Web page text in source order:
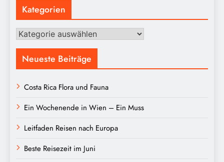
Kategorien
Kategorien
Neueste Beiträge
Costa Rica Flora und Fauna
Ein Wochenende in Wien – Ein Muss
Leitfaden Reisen nach Europa
Beste Reisezeit im Juni